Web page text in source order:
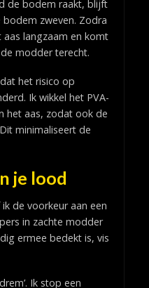
de bodem raakt, blijft
zweven. Zodra
langzaam en komt
modder terecht.
het risico op
Ik wikkel het PVA-
het aas, zodat ook de
minimaliseert de
je lood
de voorkeur aan een
in zachte modder
ermee bedekt is, vis
Ik stop een